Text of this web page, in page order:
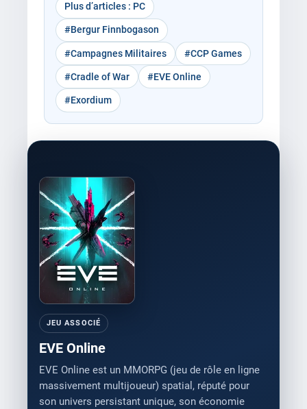
Plus d’articles : PC
#Bergur Finnbogason
#Campagnes Militaires #CCP Games
#Cradle of War #EVE Online
#Exordium
JEU ASSOCIÉ
EVE Online
EVE Online est un MMORPG (jeu de rôle en ligne
massivement multijoueur) spatial, réputé pour
son univers persistant unique, son économie